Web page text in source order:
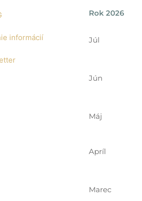
informácií
Rok 2026
Júl
Jún
Máj
Apríl
Marec